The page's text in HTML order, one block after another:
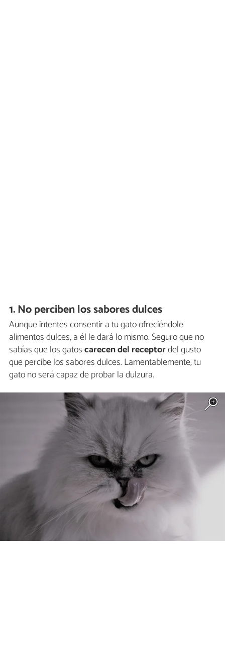
1. No perciben los sabores dulces
Aunque intentes consentir a tu gato ofreciéndole
alimentos dulces, a él le dará lo mismo. Seguro que no
sabías que los gatoscarecen del receptordel gusto
que percibe los sabores dulces. Lamentablemente, tu
gato no será capaz de probar la dulzura.